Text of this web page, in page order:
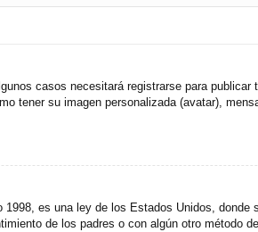
casos necesitará registrarse para
tener su imagen personalizada (avatar),
es una ley de los Estados Unidos,
de los padres o con algún otro método